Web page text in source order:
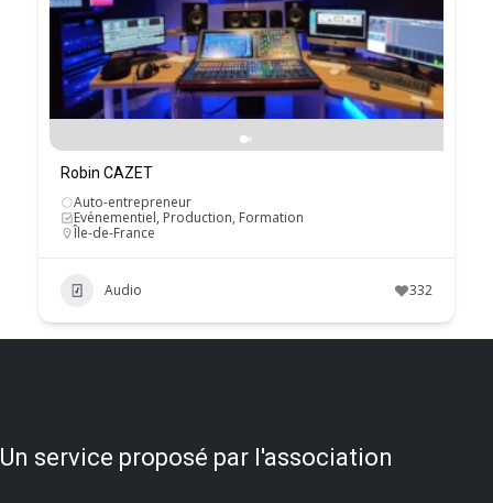
Robin CAZET
Auto-entrepreneur
Evénementiel, Production, Formation
Île-de-France
Audio 332
Un service proposé par l'association